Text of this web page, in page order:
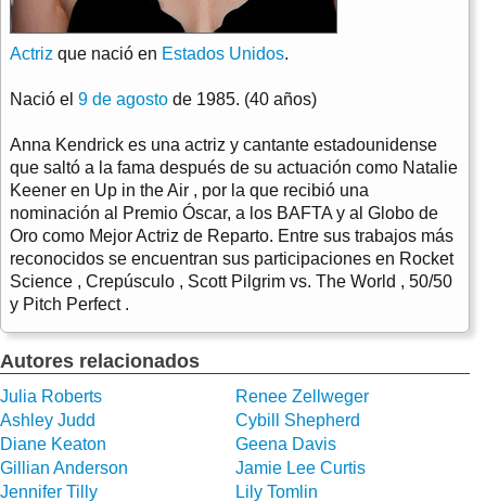
Actriz que nació en Estados Unidos.
Nació el 9 de agosto de 1985. (40 años)
Anna Kendrick es una actriz y cantante estadounidense
que saltó a la fama después de su actuación como Natalie
Keener en Up in the Air , por la que recibió una
nominación al Premio Óscar, a los BAFTA y al Globo de
Oro como Mejor Actriz de Reparto. Entre sus trabajos más
reconocidos se encuentran sus participaciones en Rocket
Science , Crepúsculo , Scott Pilgrim vs. The World , 50/50
y Pitch Perfect .
Autores relacionados
Julia Roberts
Renee Zellweger
Ashley Judd
Cybill Shepherd
Diane Keaton
Geena Davis
Gillian Anderson
Jamie Lee Curtis
Jennifer Tilly
Lily Tomlin